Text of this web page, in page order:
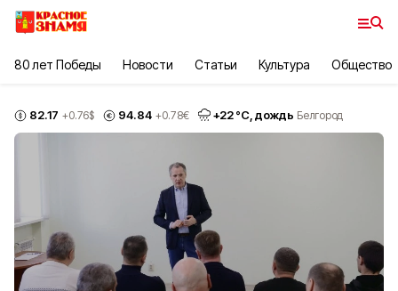
80 лет Победы Новости Статьи Культура Общество
82.17 +0.76$ 94.84 +0.78€ +22°С, дождь Белгород